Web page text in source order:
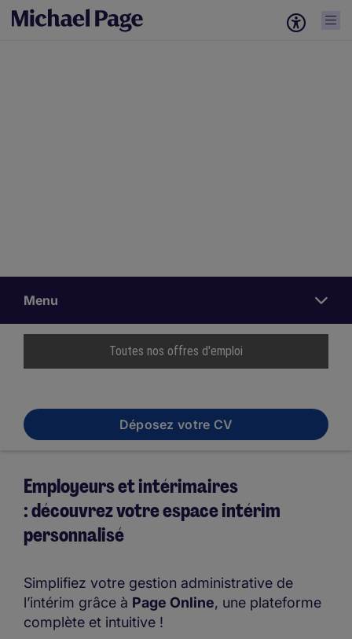
Management
Menu
Toutes nos offres d'emploi
Déposez votre CV
Employeurs et intérimaires
: découvrez votre espace intérim
personnalisé
Simplifiez votre gestion administrative de
l’intérim grâce à Page Online, une plateforme
complète et intuitive !